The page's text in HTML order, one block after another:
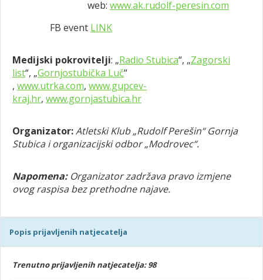
web: www.ak.rudolf-peresin.com
FB event LINK
Medijski pokrovitelji: „Radio Stubica“, „Zagorski
list“, „Gornjostubička Luč“
, www.utrka.com, www.gupcev-
kraj.hr, www.gornjastubica.hr
Organizator:Atletski Klub „Rudolf Perešin“ Gornja
Stubica i organizacijski odbor „Modrovec“.
Napomena: Organizator zadržava pravo izmjene
ovog raspisa bez prethodne najave.
Popis prijavljenih natjecatelja
Trenutno prijavljenih natjecatelja: 98